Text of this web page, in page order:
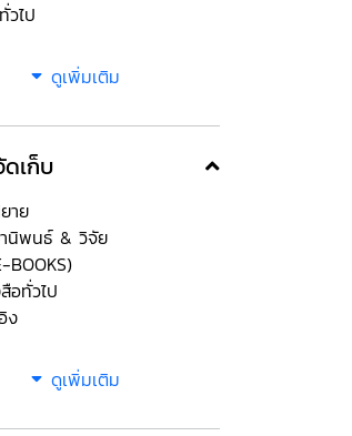
วไป
ดูเพิ่มเติม
เก็บ
าย
นิพนธ์ & วิจัย
อทั่วไป
ง
ดูเพิ่มเติม